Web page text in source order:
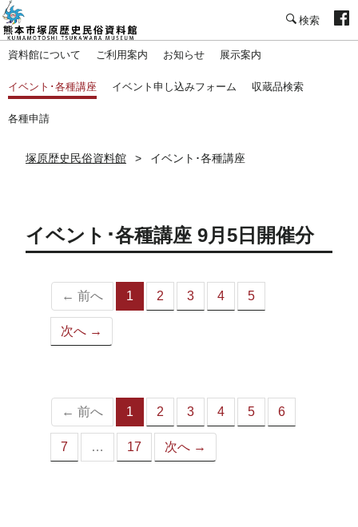
資料館について ご利用案内 お知らせ 展示案内
イベント･各種講座 イベント申し込みフォーム 収蔵品検索
各種申請
塚原歴史民俗資料館 イベント･各種講座
イベント･各種講座 9月5日開催分
← 前へ 1
（こ
2 3 4 5
次へ →
← 前へ 1
（こ
の
2 3 4 5 6
7 … 17 次へ →